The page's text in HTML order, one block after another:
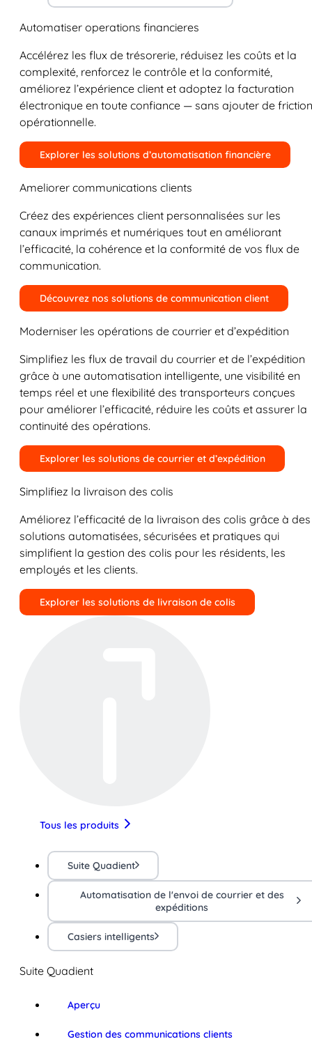
Automatiser operations financieres
Accélérez les flux de trésorerie, réduisez les coûts et la
complexité, renforcez le contrôle et la conformité,
améliorez l’expérience client et adoptez la facturation
électronique en toute confiance — sans ajouter de friction
opérationnelle.
Explorer les solutions d’automatisation financière
Ameliorer communications clients
Créez des expériences client personnalisées sur les
canaux imprimés et numériques tout en améliorant
l’efficacité, la cohérence et la conformité de vos flux de
communication.
Découvrez nos solutions de communication client
Moderniser les opérations de courrier et d’expédition
Simplifiez les flux de travail du courrier et de l’expédition
grâce à une automatisation intelligente, une visibilité en
temps réel et une flexibilité des transporteurs conçues
pour améliorer l’efficacité, réduire les coûts et assurer la
continuité des opérations.
Explorer les solutions de courrier et d’expédition
Simplifiez la livraison des colis
Améliorez l’efficacité de la livraison des colis grâce à des
solutions automatisées, sécurisées et pratiques qui
simplifient la gestion des colis pour les résidents, les
employés et les clients.
Explorer les solutions de livraison de colis
Tous les produits
Suite Quadient
Automatisation de l'envoi de courrier et des
expéditions
Casiers intelligents
Suite Quadient
Aperçu
Gestion des communications clients